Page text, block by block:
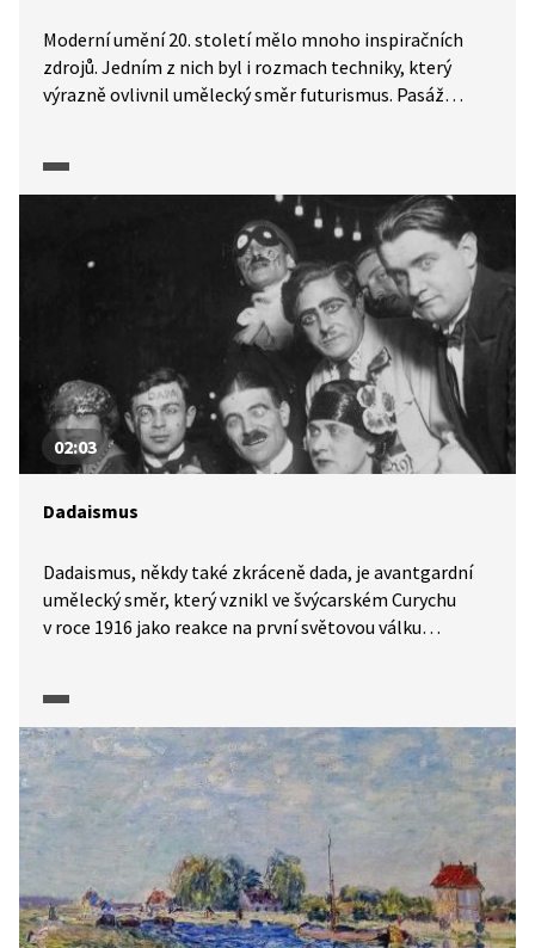
Moderní umění 20. století mělo mnoho inspiračních
zdrojů. Jedním z nich byl i rozmach techniky, který
výrazně ovlivnil umělecký směr futurismus. Pasáž
změny tento směr do umění přinesl, představuje jeho
světové i české představitele a jejich díla a zahrnuje
i čtené ukázky z Manifestu futurismu či z Neumannova
manifestu Otevřená okna.
02:03
Dadaismus
Dadaismus, někdy také zkráceně dada, je avantgardní
umělecký směr, který vznikl ve švýcarském Curychu
v roce 1916 jako reakce na první světovou válku
objasňuje jak příčiny a kontext jeho vzniku, tak hlavní
zásady umělecké tvorby v tomto duchu, jako byla
(zdánlivá) nelogičnost, absurdita či princip náhody.
Video zahrnuje rovněž čtené ukázky z dadaistického
manifestu v podání Jiřího Havelky a Ondřeje Cihláře.